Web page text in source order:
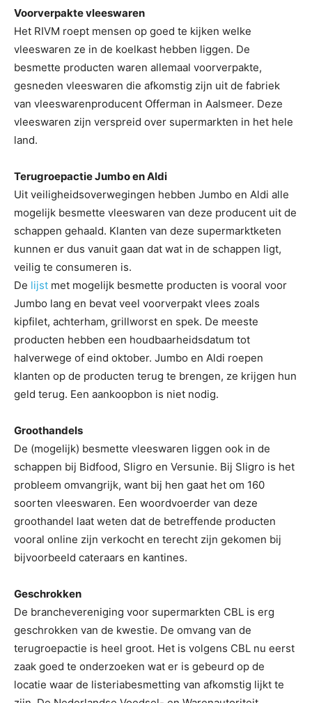
Voorverpakte vleeswaren
Het RIVM roept mensen op goed te kijken welke
vleeswaren ze in de koelkast hebben liggen. De
besmette producten waren allemaal voorverpakte,
gesneden vleeswaren die afkomstig zijn uit de fabriek
van vleeswarenproducent Offerman in Aalsmeer. Deze
vleeswaren zijn verspreid over supermarkten in het hele
land.
Terugroepactie Jumbo en Aldi
Uit veiligheidsoverwegingen hebben Jumbo en Aldi alle
mogelijk besmette vleeswaren van deze producent uit de
schappen gehaald. Klanten van deze supermarktketen
kunnen er dus vanuit gaan dat wat in de schappen ligt,
veilig te consumeren is.
De lijst met mogelijk besmette producten is vooral voor
Jumbo lang en bevat veel voorverpakt vlees zoals
kipfilet, achterham, grillworst en spek. De meeste
producten hebben een houdbaarheidsdatum tot
halverwege of eind oktober. Jumbo en Aldi roepen
klanten op de producten terug te brengen, ze krijgen hun
geld terug. Een aankoopbon is niet nodig.
Groothandels
De (mogelijk) besmette vleeswaren liggen ook in de
schappen bij Bidfood, Sligro en Versunie. Bij Sligro is het
probleem omvangrijk, want bij hen gaat het om 160
soorten vleeswaren. Een woordvoerder van deze
groothandel laat weten dat de betreffende producten
vooral online zijn verkocht en terecht zijn gekomen bij
bijvoorbeeld cateraars en kantines.
Geschrokken
De branchevereniging voor supermarkten CBL is erg
geschrokken van de kwestie. De omvang van de
terugroepactie is heel groot. Het is volgens CBL nu eerst
zaak goed te onderzoeken wat er is gebeurd op de
locatie waar de listeriabesmetting van afkomstig lijkt te